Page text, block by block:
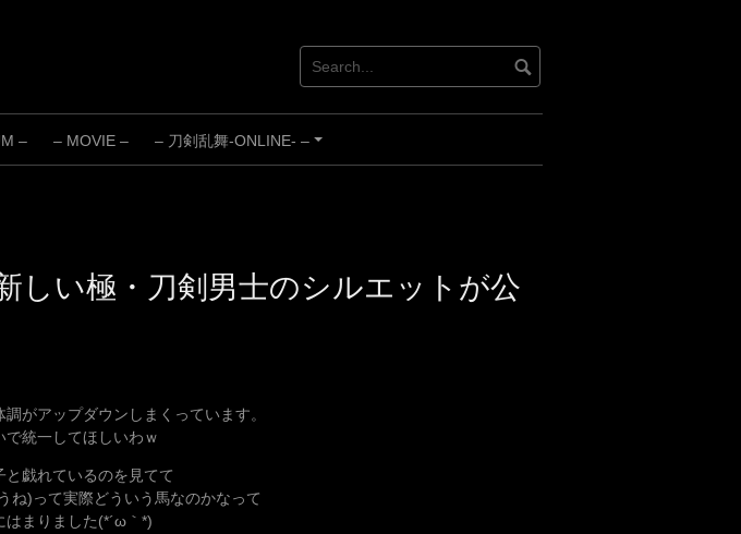
– – MOVIE –
+
– 刀剣乱舞-ONLINE- –
しい極・刀剣男士のシルエットが公
がアップダウンしまくっています。
統一してほしいわｗ
戯れているのを見てて
ね)って実際どういう馬なのかなって
はまりました(*´ω｀*)